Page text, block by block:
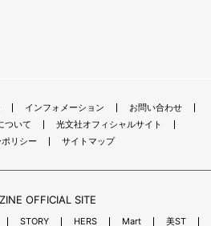
インフォメーション
お問い合わせ
ついて
光文社オフィシャルサイト
リシー
サイトマップ
OFFICIAL SITE
STORY HERS Mart 美ST